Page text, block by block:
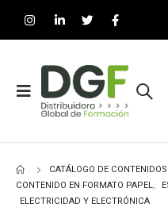
CATÁLOGO DE CONTENIDOS
CONTENIDO EN FORMATO PAPEL,
ELECTRICIDAD Y ELECTRÓNICA